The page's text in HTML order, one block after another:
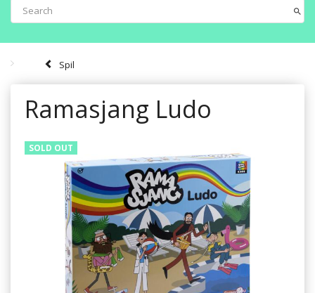
Spil
Ramasjang Ludo
SOLD OUT